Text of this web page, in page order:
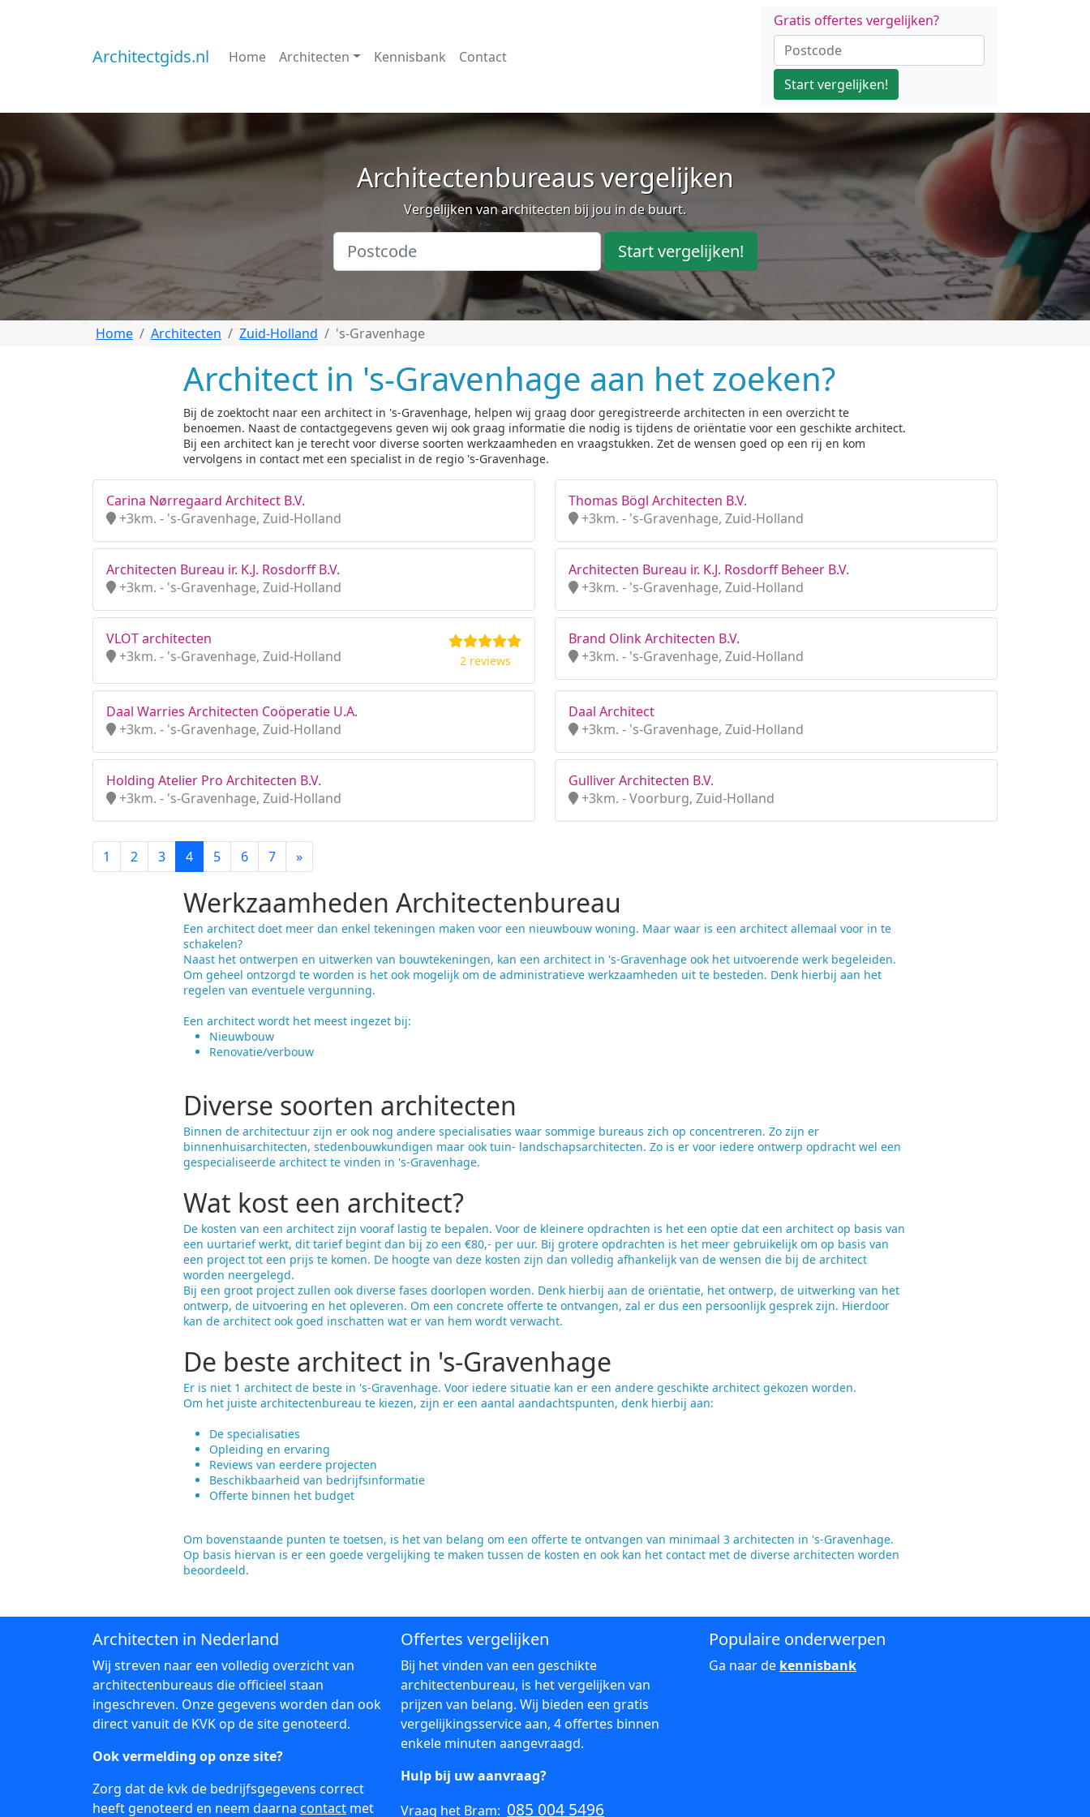
Architectgids.nl Home Architecten Kennisbank Contact
Gratis offertes vergelijken?
Start vergelijken!
Architectenbureaus vergelijken
Vergelijken van architecten bij jou in de buurt.
Start vergelijken!
Home Architecten Zuid-Holland 's-Gravenhage
Architect in 's-Gravenhage aan het zoeken?
Bij de zoektocht naar een architect in 's-Gravenhage, helpen wij graag door geregistreerde architecten in een overzicht te
benoemen. Naast de contactgegevens geven wij ook graag informatie die nodig is tijdens de oriëntatie voor een geschikte architect.
Bij een architect kan je terecht voor diverse soorten werkzaamheden en vraagstukken. Zet de wensen goed op een rij en kom
vervolgens in contact met een specialist in de regio 's-Gravenhage.
Carina Nørregaard Architect B.V.
+3km. - 's-Gravenhage, Zuid-Holland
Thomas Bögl Architecten B.V.
+3km. - 's-Gravenhage, Zuid-Holland
Architecten Bureau ir. K.J. Rosdorff B.V.
+3km. - 's-Gravenhage, Zuid-Holland
Architecten Bureau ir. K.J. Rosdorff Beheer B.V.
+3km. - 's-Gravenhage, Zuid-Holland
VLOT architecten
+3km. - 's-Gravenhage, Zuid-Holland
2 reviews
Brand Olink Architecten B.V.
+3km. - 's-Gravenhage, Zuid-Holland
Daal Warries Architecten Coöperatie U.A.
+3km. - 's-Gravenhage, Zuid-Holland
Daal Architect
+3km. - 's-Gravenhage, Zuid-Holland
Holding Atelier Pro Architecten B.V.
+3km. - 's-Gravenhage, Zuid-Holland
Gulliver Architecten B.V.
+3km. - Voorburg, Zuid-Holland
1 2 3 4 5 6 7 »
Werkzaamheden Architectenbureau
Een architect doet meer dan enkel tekeningen maken voor een nieuwbouw woning. Maar waar is een architect allemaal voor in te
schakelen?
Naast het ontwerpen en uitwerken van bouwtekeningen, kan een architect in 's-Gravenhage ook het uitvoerende werk begeleiden.
Om geheel ontzorgd te worden is het ook mogelijk om de administratieve werkzaamheden uit te besteden. Denk hierbij aan het
regelen van eventuele vergunning.
Een architect wordt het meest ingezet bij:
Nieuwbouw
Renovatie/verbouw
Diverse soorten architecten
Binnen de architectuur zijn er ook nog andere specialisaties waar sommige bureaus zich op concentreren. Zo zijn er
binnenhuisarchitecten, stedenbouwkundigen maar ook tuin- landschapsarchitecten. Zo is er voor iedere ontwerp opdracht wel een
gespecialiseerde architect te vinden in 's-Gravenhage.
Wat kost een architect?
De kosten van een architect zijn vooraf lastig te bepalen. Voor de kleinere opdrachten is het een optie dat een architect op basis van
een uurtarief werkt, dit tarief begint dan bij zo een €80,- per uur. Bij grotere opdrachten is het meer gebruikelijk om op basis van
een project tot een prijs te komen. De hoogte van deze kosten zijn dan volledig afhankelijk van de wensen die bij de architect
worden neergelegd.
Bij een groot project zullen ook diverse fases doorlopen worden. Denk hierbij aan de oriëntatie, het ontwerp, de uitwerking van het
ontwerp, de uitvoering en het opleveren. Om een concrete offerte te ontvangen, zal er dus een persoonlijk gesprek zijn. Hierdoor
kan de architect ook goed inschatten wat er van hem wordt verwacht.
De beste architect in 's-Gravenhage
Er is niet 1 architect de beste in 's-Gravenhage. Voor iedere situatie kan er een andere geschikte architect gekozen worden.
Om het juiste architectenbureau te kiezen, zijn er een aantal aandachtspunten, denk hierbij aan:
De specialisaties
Opleiding en ervaring
Reviews van eerdere projecten
Beschikbaarheid van bedrijfsinformatie
Offerte binnen het budget
Om bovenstaande punten te toetsen, is het van belang om een offerte te ontvangen van minimaal 3 architecten in 's-Gravenhage.
Op basis hiervan is er een goede vergelijking te maken tussen de kosten en ook kan het contact met de diverse architecten worden
beoordeeld.
Architecten in Nederland
Wij streven naar een volledig overzicht van
architectenbureaus die officieel staan
ingeschreven. Onze gegevens worden dan ook
direct vanuit de KVK op de site genoteerd.
Ook vermelding op onze site?
Zorg dat de kvk de bedrijfsgegevens correct
heeft genoteerd en neem daarna contact met
Offertes vergelijken
Bij het vinden van een geschikte
architectenbureau, is het vergelijken van
prijzen van belang. Wij bieden een gratis
vergelijkingsservice aan, 4 offertes binnen
enkele minuten aangevraagd.
Hulp bij uw aanvraag?
Vraag het Bram: 085 004 5496
Populaire onderwerpen
Ga naar de kennisbank